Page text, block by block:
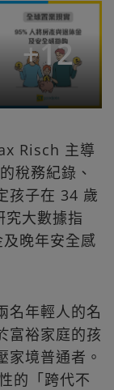
+12
Risch 主導
稅務紀錄、
孩子在 34 歲
大數據指
晚年安全感
名年輕人的名
富裕家庭的孩
家境普通者。
的「跨代不